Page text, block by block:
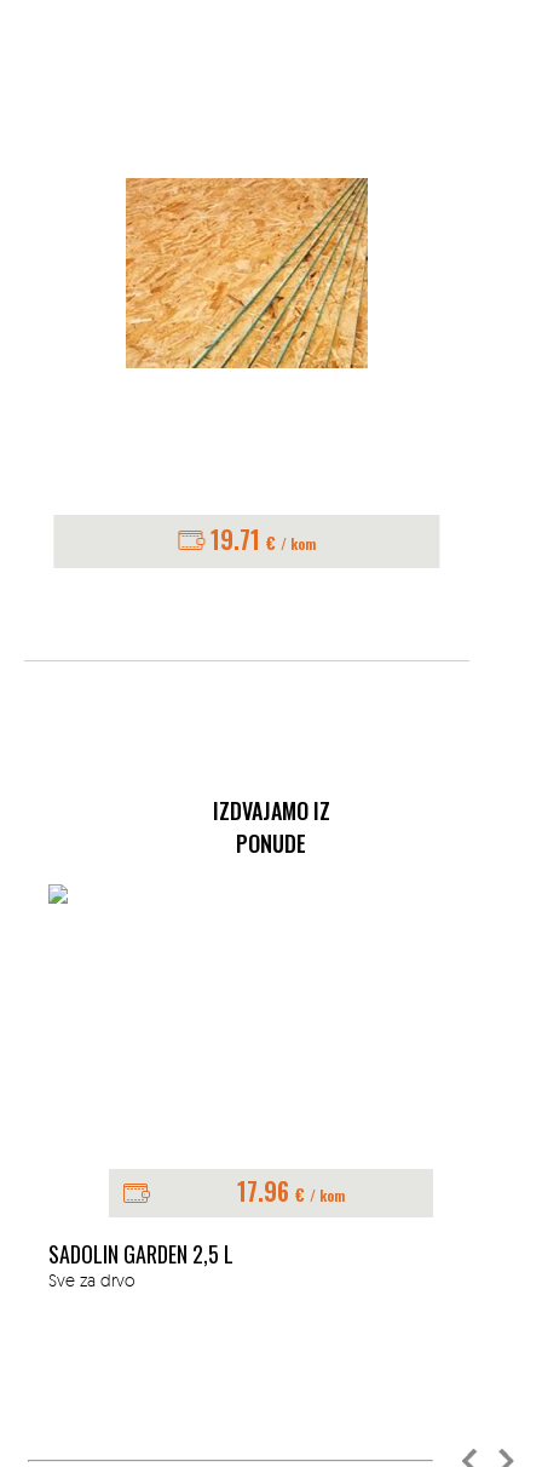
19.71 € / kom
IZDVAJAMO IZ
PONUDE
17.96 € / kom
SADOLIN GARDEN 2,5 L
Sve za drvo